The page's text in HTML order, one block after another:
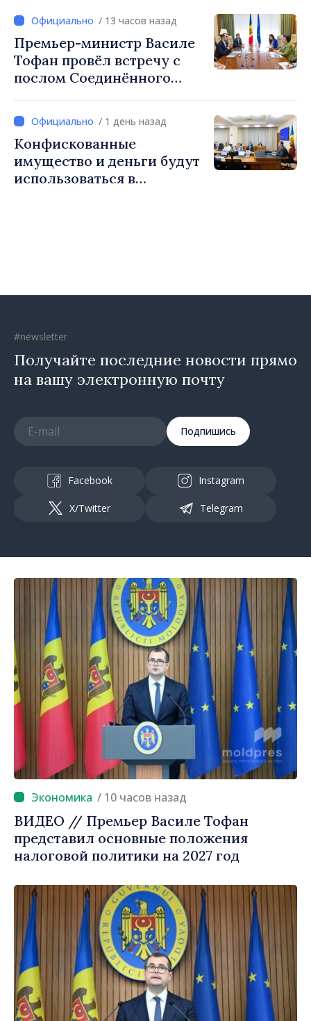
2027 год
/ 13 часов назад
Премьер-министр Василе
Тофан провёл встречу с
послом Соединённого
Великобритании и
Северной Ирландии Ферн
Хорин
/ 1 день назад
Конфискованные
имущество и деньги будут
использоваться в
#newsletter
Получайте последние новости прямо
на вашу электронную почту
Подпишись
Facebook Instagram
X/Twitter Telegram
/ 10 часов назад
ВИДЕО // Премьер Василе Тофан
представил основные положения
налоговой политики на 2027 год